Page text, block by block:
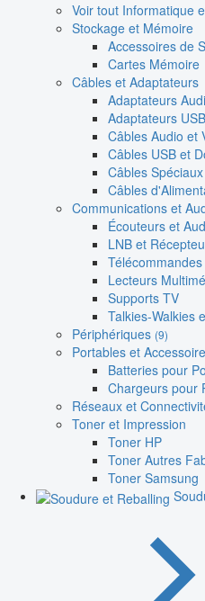
Voir tout Informatique
Stockage et Mémoire
Accessoires de
Cartes Mémoire
Câbles et Adaptateurs
Adaptateurs
Adaptateurs
Câbles Audio et
Câbles USB et
Câbles
Câbles
Communications et
Écouteurs et
LNB et
Télécommandes
Lecteurs
Supports TV
Talkies-Walkies
Périphériques (9)
Portables et
Batteries pour
Chargeurs pour
Réseaux et
Toner et Impression
Toner HP
Toner Autres
Toner Samsung